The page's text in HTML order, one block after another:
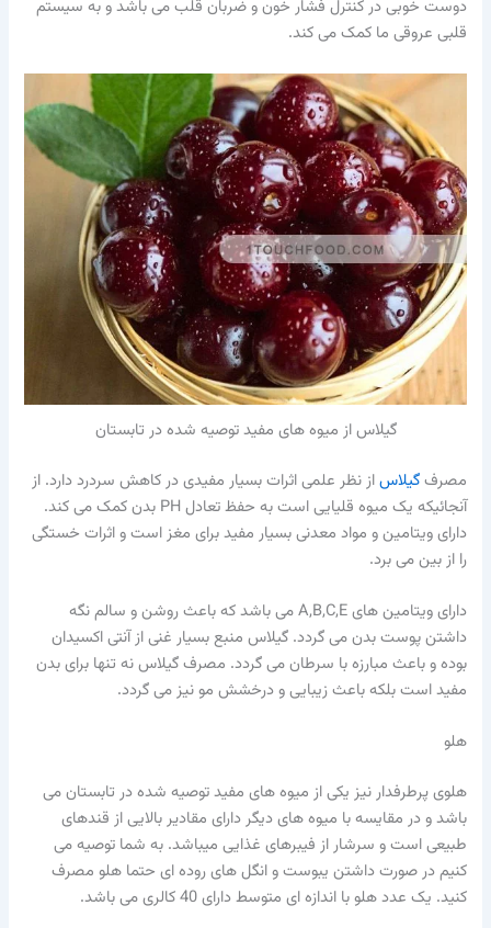
دوست خوبی در کنترل فشار خون و ضربان قلب می باشد و به سیستم
قلبی عروقی ما کمک می کند.
گیلاس از میوه های مفید توصیه شده در تابستان
مصرفگیلاساز نظر علمی اثرات بسیار مفیدی در کاهش سردرد دارد. از
آنجائیکه یک میوه قلیایی است به حفظ تعادل PH بدن کمک می کند.
دارای ویتامین و مواد معدنی بسیار مفید برای مغز است و اثرات خستگی
را از بین می برد.
دارای ویتامین های A,B,C,E می باشد که باعث روشن و سالم نگه
داشتن پوست بدن می گردد. گیلاس منبع بسیار غنی از آنتی اکسیدان
بوده و باعث مبارزه با سرطان می گردد. مصرف گیلاس نه تنها برای بدن
مفید است بلکه باعث زیبایی و درخشش مو نیز می گردد.
هلو
هلوی پرطرفدار نیز یکی از میوه های مفید توصیه شده در تابستان می
باشد و در مقایسه با میوه های دیگر دارای مقادیر بالایی از قندهای
طبیعی است و سرشار از فیبرهای غذایی میباشد. به شما توصیه می
کنیم در صورت داشتن یبوست و انگل های روده ای حتما هلو مصرف
کنید. یک عدد هلو با اندازه ای متوسط دارای 40 کالری می باشد.